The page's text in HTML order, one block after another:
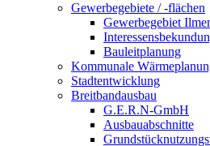
Gewerbegebiete / -flächen
Gewerbegebiet
Bauleitplanung
Kommunale
Stadtentwicklung
Breitbandausbau
G.E.R.N-GmbH
Ausbauabschnitte